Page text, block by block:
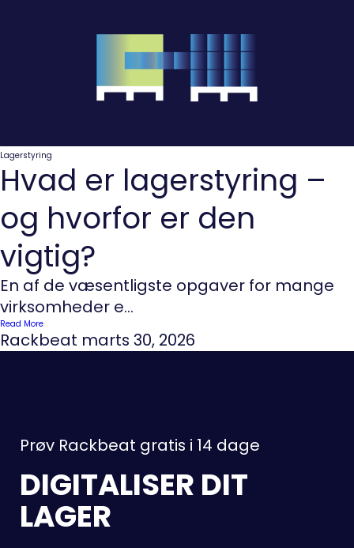
Lagerstyring
Hvad er lagerstyring –
og hvorfor er den
vigtig?
En af de væsentligste opgaver for mange
virksomheder e...
Read More
Rackbeat marts 30, 2026
Prøv Rackbeat gratis i 14 dage
DIGITALISER DIT
LAGER